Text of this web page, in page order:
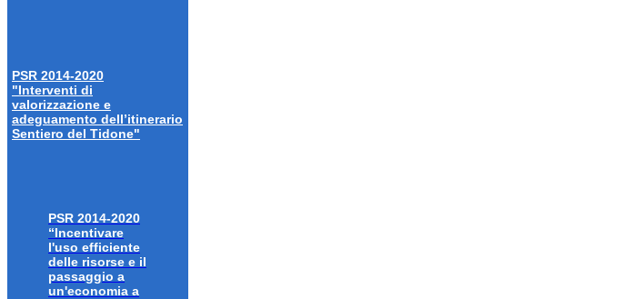
PSR 2014-2020
"Interventi di
valorizzazione e
adeguamento dell’itinerario
Sentiero del Tidone"
PSR 2014-2020
“Incentivare
l'uso efficiente
delle risorse e il
passaggio a
un'economia a